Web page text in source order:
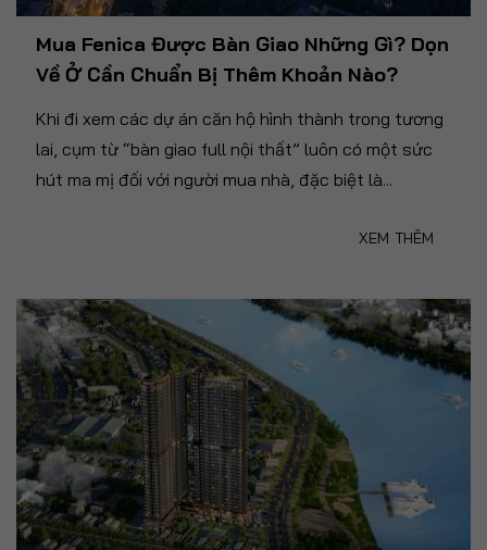
Mua Fenica Được Bàn Giao Những Gì? Dọn
Về Ở Cần Chuẩn Bị Thêm Khoản Nào?
Khi đi xem các dự án căn hộ hình thành trong tương
lai, cụm từ “bàn giao full nội thất” luôn có một sức
hút ma mị đối với người mua nhà, đặc biệt là...
XEM THÊM